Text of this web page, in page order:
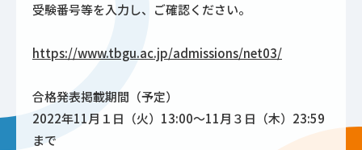
受験番号等を入力し、ご確認ください。
https://www.tbgu.ac.jp/admissions/net03/
合格発表掲載期間（予定）
2022年11月１日（火）13:00～11月３日（木）23:59
まで